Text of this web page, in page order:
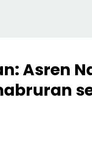
Asren